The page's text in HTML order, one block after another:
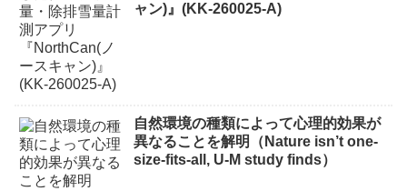
ャン)』(KK-260025-A)
自然環境の種類によって心理的効果が
異なることを解明（Nature isn’t one-
size-fits-all, U-M study finds）